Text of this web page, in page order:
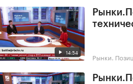
14:54 Рынки.